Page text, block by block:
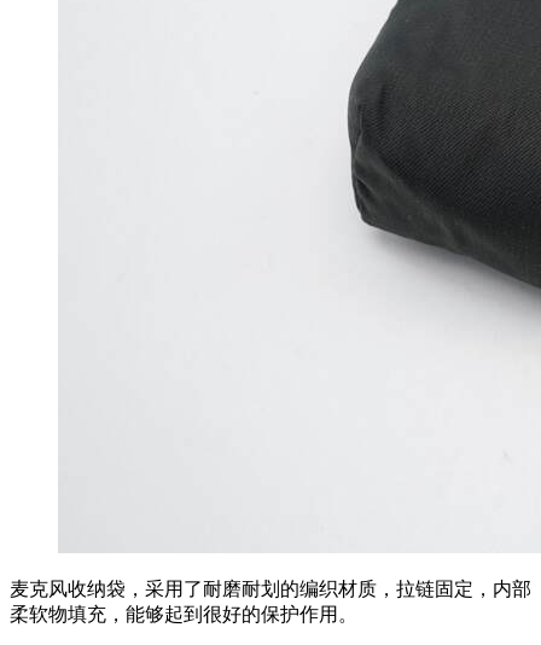
麦克风收纳袋，采用了耐磨耐划的编织材质，拉链固定，内部
柔软物填充，能够起到很好的保护作用。